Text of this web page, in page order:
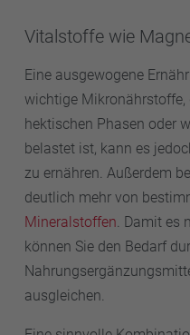
Vitalstoffe wie
Eine ausgewogene
wichtige Mikronährstoffe,
hektischen Phasen oder
belastet ist, kann es
zu ernähren. Außerdem
deutlich mehr von
Mineralstoffen. Damit es
können Sie den Bedarf
ausgleichen.